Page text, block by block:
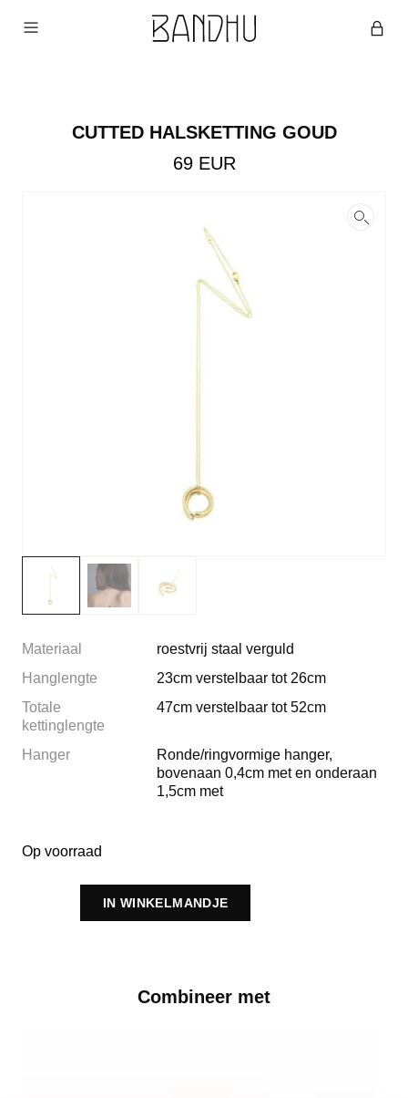
CUTTED HALSKETTING GOUD
69EUR
Materiaal
roestvrij staal verguld
Hanglengte
23cm verstelbaar tot 26cm
Totale
kettinglengte
47cm verstelbaar tot 52cm
Hanger
Ronde/ringvormige hanger,
bovenaan 0,4cm met en onderaan
1,5cm met
Op voorraad
IN WINKELMANDJE
Combineer met